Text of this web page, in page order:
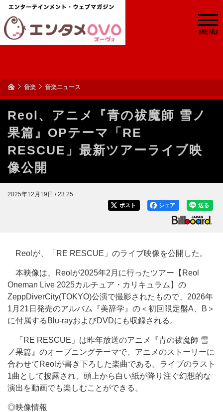
MENU
音楽 音楽ニュース
Reol、アニメ『青の祓魔師 雪ノ
果篇』OPテーマ「RE
RESCUE」最新ツアーライブ映
像公開
2025年12月19日 / 23:25
送る
シェア
ポスト
Reolが、「RE RESCUE」のライブ映像を公開した。
本映像は、Reolが2025年2月に行ったツアー【Reol
Oneman Live 2025カルチュア・カリキュラム】の
ZeppDiverCity(TOKYO)公演で撮影されたもので、2026年
1月21日発売のアルバム『美辞学』の＜初回限定盤A、B＞
に付属するBlu-rayおよびDVDにも収録される。
「RE RESCUE」は昨年放送のアニメ『青の祓魔師 雪
ノ果篇』のオープニングテーマで、アニメのストーリーに
合わせてReolが書き下ろした楽曲である。ライブのラスト
1曲として披露され、頭上から白い紙が降り注ぐ幻想的な
演出を動画でも楽しむことができる。
◎映像情報